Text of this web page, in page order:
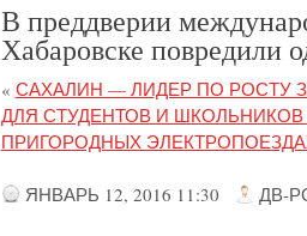
В преддверии
Хабаровске повредили
« САХАЛИН — ЛИДЕР ПО РОСТУ
ДЛЯ СТУДЕНТОВ И
ПРИГОРОДНЫХ
ЯНВАРЬ 12, 2016 11:30 ДВ-